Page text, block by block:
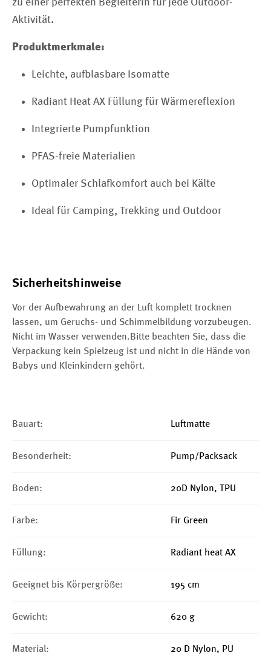
zu einer perfekten Begleiterin für jede Outdoor-
Aktivität.
Produktmerkmale:
Leichte, aufblasbare Isomatte
Radiant Heat AX Füllung für Wärmereflexion
Integrierte Pumpfunktion
PFAS-freie Materialien
Optimaler Schlafkomfort auch bei Kälte
Ideal für Camping, Trekking und Outdoor
Sicherheitshinweise
Vor der Aufbewahrung an der Luft komplett trocknen
lassen, um Geruchs- und Schimmelbildung vorzubeugen.
Nicht im Wasser verwenden.Bitte beachten Sie, dass die
Verpackung kein Spielzeug ist und nicht in die Hände von
Babys und Kleinkindern gehört.
Bauart: Luftmatte
Besonderheit: Pump/Packsack
Boden: 20D Nylon, TPU
Farbe: Fir Green
Füllung: Radiant heat AX
Geeignet bis Körpergröße: 195 cm
Gewicht: 620 g
Material: 20 D Nylon, PU